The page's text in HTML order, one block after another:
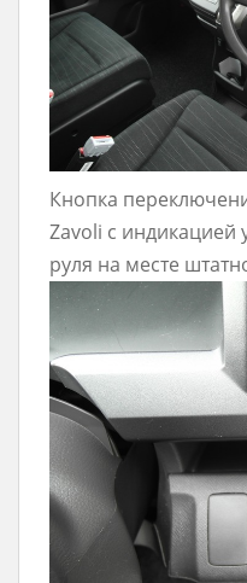
Кнопка
Zavoli с индикацией
руля на месте